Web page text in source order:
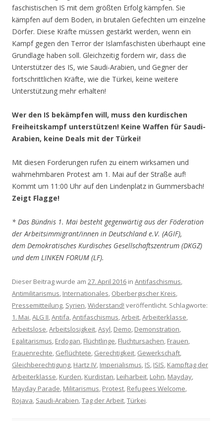
faschistischen IS mit dem größten Erfolg kämpfen. Sie
kämpfen auf dem Boden, in brutalen Gefechten um einzelne
Dörfer. Diese Kräfte müssen gestärkt werden, wenn ein
Kampf gegen den Terror der Islamfaschisten überhaupt eine
Grundlage haben soll. Gleichzeitig fordern wir, dass die
Unterstützer des IS, wie Saudi-Arabien, und Gegner der
fortschrittlichen Kräfte, wie die Türkei, keine weitere
Unterstützung mehr erhalten!
Wer den IS bekämpfen will, muss den kurdischen
Freiheitskampf unterstützen! Keine Waffen für Saudi-
Arabien, keine Deals mit der Türkei!
Mit diesen Forderungen rufen zu einem wirksamen und
wahrnehmbaren Protest am 1. Mai auf der Straße auf!
Kommt um 11:00 Uhr auf den Lindenplatz in Gummersbach!
Zeigt Flagge!
* Das Bündnis 1. Mai besteht gegenwärtig aus der Föderation
der Arbeitsimmigrant/innen in Deutschland e.V. (AGIF),
dem Demokratisches Kurdisches Gesellschaftszentrum (DKGZ)
und dem LINKEN FORUM (LF).
Dieser Beitrag wurde am 27. April 2016 in Antifaschismus,
Antimilitarismus, Internationales, Oberbergischer Kreis,
Pressemitteilung, Syrien,Widerstand! veröffentlicht. Schlagworte:
1. Mai,ALG II,Antifa,Antifaschismus,Arbeit,Arbeiterklasse,
Arbeitslose,Arbeitslosigkeit,Asyl, Demo, Demonstration,
Egalitarismus, Erdogan, Flüchtlinge, Fluchtursachen, Frauen,
Frauenrechte, Geflüchtete, Gerechtigkeit, Gewerkschaft,
Gleichberechtigung, Hartz IV, Imperialismus, IS, ISIS, Kampftag der
Arbeiterklasse, Kurden, Kurdistan, Leiharbeit, Lohn, Mayday,
Mayday Parade, Militarismus, Protest, Refugees Welcome,
Rojava, Saudi-Arabien,Tag der Arbeit,Türkei.